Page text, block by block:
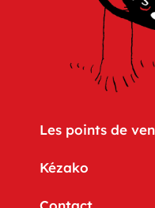
Les points de
Kézako